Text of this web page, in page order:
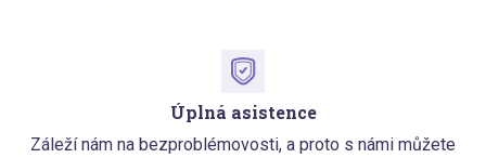
Úplná asistence
Záleží nám na bezproblémovosti, a proto s námi můžete